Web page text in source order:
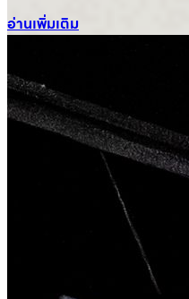
อ่านเพิ่มเติม